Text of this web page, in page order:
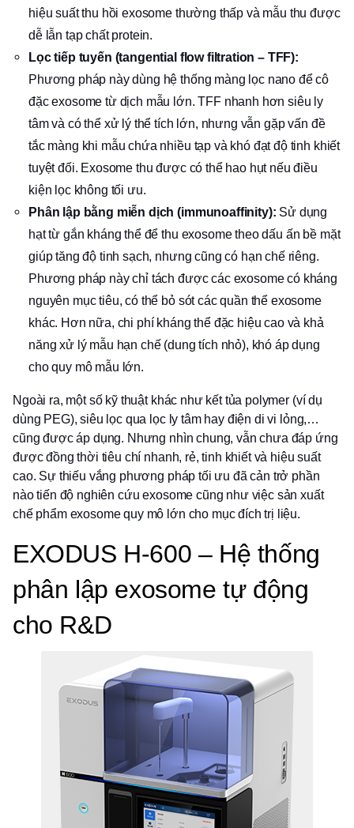
hiệu suất thu hồi exosome thường thấp và mẫu thu được
dễ lẫn tạp chất protein.
Lọc tiếp tuyến (tangential flow filtration – TFF):
Phương pháp này dùng hệ thống màng lọc nano để cô
đặc exosome từ dịch mẫu lớn. TFF nhanh hơn siêu ly
tâm và có thể xử lý thể tích lớn, nhưng vẫn gặp vấn đề
tắc màng khi mẫu chứa nhiều tạp và khó đạt độ tinh khiết
tuyệt đối. Exosome thu được có thể hao hụt nếu điều
kiện lọc không tối ưu.
Phân lập bằng miễn dịch (immunoaffinity): Sử dụng
hạt từ gắn kháng thể để thu exosome theo dấu ấn bề mặt
giúp tăng độ tinh sạch, nhưng cũng có hạn chế riêng.
Phương pháp này chỉ tách được các exosome có kháng
nguyên mục tiêu, có thể bỏ sót các quần thể exosome
khác. Hơn nữa, chi phí kháng thể đặc hiệu cao và khả
năng xử lý mẫu hạn chế (dung tích nhỏ), khó áp dụng
cho quy mô mẫu lớn.
Ngoài ra, một số kỹ thuật khác như kết tủa polymer (ví dụ
dùng PEG), siêu lọc qua lọc ly tâm hay điện di vi lỏng,…
cũng được áp dụng. Nhưng nhìn chung, vẫn chưa đáp ứng
được đồng thời tiêu chí nhanh, rẻ, tinh khiết và hiệu suất
cao. Sự thiếu vắng phương pháp tối ưu đã cản trở phần
nào tiến độ nghiên cứu exosome cũng như việc sản xuất
chế phẩm exosome quy mô lớn cho mục đích trị liệu.
EXODUS H-600 – Hệ thống
phân lập exosome tự động
cho R&D